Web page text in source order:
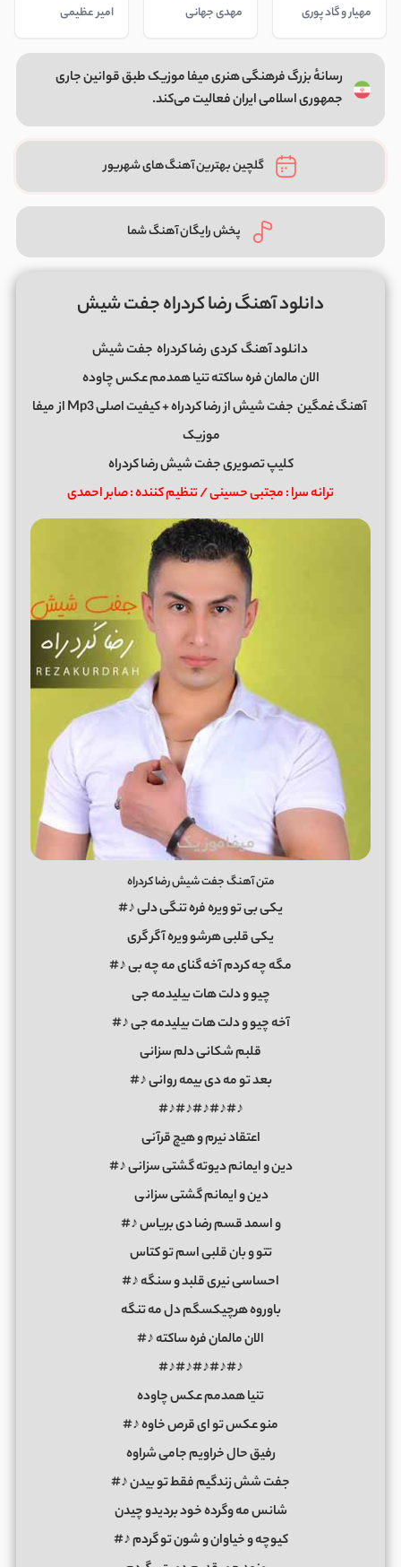
مهیار و گاد پوری مهدی جهانی امیر عظیمی
رسانهٔ بزرگ فرهنگی هنری میفا موزیک طبق قوانین جاری
جمهوری اسلامی ایران فعالیت می‌کند.
گلچین بهترین آهنگ‌های شهریور
پخش رایگان آهنگ شما
دانلود آهنگ رضا کردراه جفت شیش
دانلود آهنگکردی رضا کردراه جفت شیش
الان مالمان فره ساکته تنیا همدمم عکس چاوده
آهنگ غمگین جفت شیشازرضا کردراه+ کیفیت اصلی Mp3 از
میفا
موزیک
کلیپ تصویری جفت شیش رضا کردراه
ترانه سرا : مجتبی حسینی / تنظیم کننده : صابر احمدی
متن آهنگ جفت شیش رضا کردراه
یکی بی تو ویره فره تنگی دلی ♪#
یکی قلبی هرشو ویره آگر گری
مگه چه کردم آخه گنای مه چه بی ♪#
چیو و دلت هات بیلیدمه جی
آخه چیو و دلت هات بیلیدمه جی ♪#
قلبم شکانی دلم سزانی
بعد تو مه دی بیمه روانی ♪#
♪#♪#♪#♪#♪#
اعتقاد نیرم و هیچ قرآنی
دین و ایمانم دیوته گشتی سزانی ♪#
دین و ایمانم گشتی سزانی
و اسمد قسم رضا دی بریاس ♪#
تتو و بان قلبی اسم تو کتاس
احساسی نیری قلبد و سنگه ♪#
باوروه هرچیکسگم دل مه تنگه
الان مالمان فره ساکته ♪#
♪#♪#♪#♪#♪#
تنیا همدمم عکس چاوده
منو عکس تو ای قرص خاوه ♪#
رفیق حال خراویم جامی شراوه
جفت شش زندگیم فقط تو بیدن ♪#
شانس مه وگرده خود بردیدو چیدن
کیوچه و خیاوان و شون تو گردم ♪#